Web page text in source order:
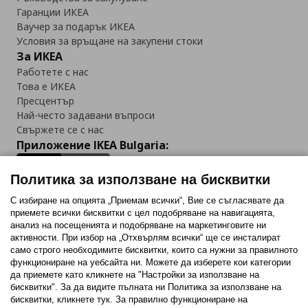
Гаранции ИКЕА
Ваучер за подарък ИКЕА
Условия за връщане на закупени стоки
За ИКЕА
Работете с нас
Това е ИКЕА
Пресцентър
Най-често задавани въпроси
Свържете се с нас
Приложение IKEA Bulgaria:
Последвайте ни:
FacebookTwitterYoutubePinterestInstagram
Политика за използване на бисквитки
С избиране на опцията „Приемам всички“, Вие се съгласявате да
приемете всички бисквитки с цел подобряване на навигацията,
анализ на посещенията и подобряване на маркетинговите ни
активности. При избор на „Отхвърлям всички“ ще се инсталират
само строго необходимитe бисквитки, които са нужни за правилното
функциониране на уебсайта ни. Можете да изберете кои категории
да приемете като кликнете на "Настройки за използване на
бисквитки". За да видите пълната ни Политика за използване на
бисквитки, кликнете тук. За правилно функциониране на